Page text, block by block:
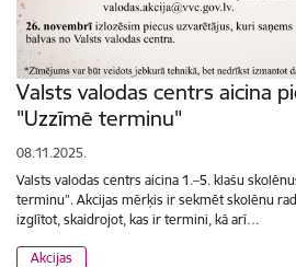
Valsts valodas centrs aicina
"Uzzīmē terminu"
08.11.2025.
Valsts valodas centrs aicina 1.–5. klašu
terminu”. Akcijas mērķis ir sekmēt skolēnu
izglītot, skaidrojot, kas ir termini, kā arī…
Akcijas